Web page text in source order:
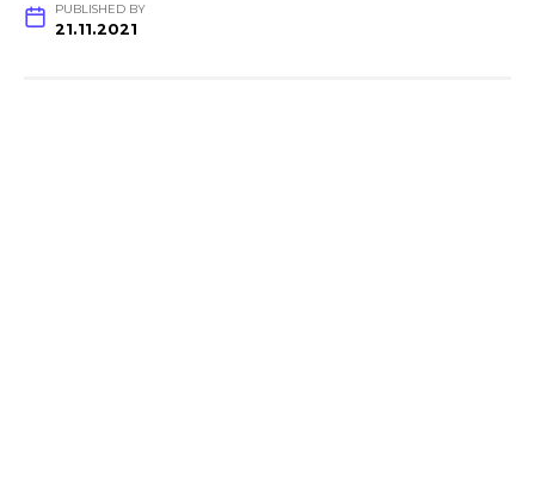
PUBLISHED BY
21.11.2021